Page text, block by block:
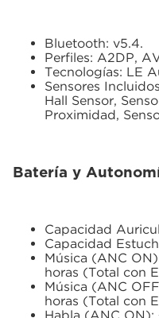
Bluetooth: v5.4.
Perfiles: A2DP,
Tecnologías: LE
Sensores
Hall Sensor,
Proximidad,
Batería y
Capacidad
Capacidad
Música (ANC
horas (Total con
Música (ANC
horas (Total con
Habla (ANC ON):